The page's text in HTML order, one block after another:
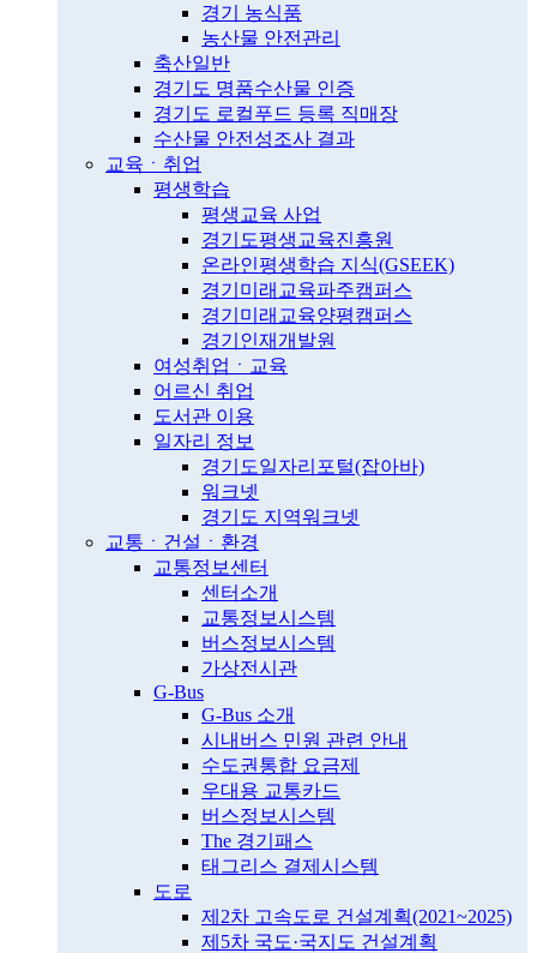
경기 농식품
농산물 안전관리
축산일반
경기도 명품수산물 인증
경기도 로컬푸드 등록 직매장
수산물 안전성조사 결과
교육ㆍ취업
평생학습
평생교육 사업
경기도평생교육진흥원
온라인평생학습 지식(GSEEK)
경기미래교육파주캠퍼스
경기미래교육양평캠퍼스
경기인재개발원
여성취업ㆍ교육
어르신 취업
도서관 이용
일자리 정보
경기도일자리포털(잡아바)
워크넷
경기도 지역워크넷
교통ㆍ건설ㆍ환경
교통정보센터
센터소개
교통정보시스템
버스정보시스템
가상전시관
G-Bus
G-Bus 소개
시내버스 민원 관련 안내
수도권통합 요금제
우대용 교통카드
버스정보시스템
The 경기패스
태그리스 결제시스템
도로
제2차 고속도로 건설계획(2021~2025)
제5차 국도·국지도 건설계획